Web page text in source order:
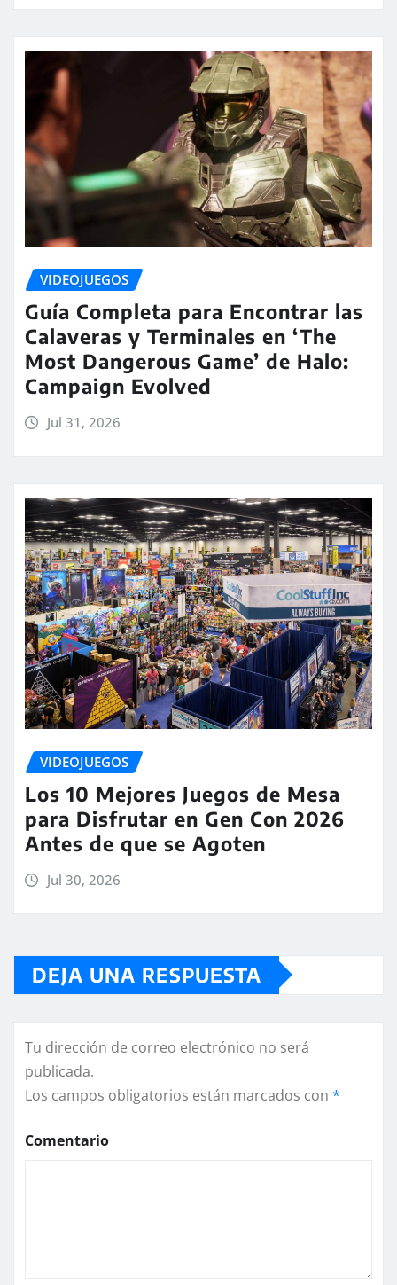
VIDEOJUEGOS
Guía Completa para Encontrar las
Calaveras y Terminales en ‘The
Most Dangerous Game’ de Halo:
Campaign Evolved
Jul 31, 2026
VIDEOJUEGOS
Los 10 Mejores Juegos de Mesa
para Disfrutar en Gen Con 2026
Antes de que se Agoten
Jul 30, 2026
DEJA UNA RESPUESTA
Tu dirección de correo electrónico no será
publicada.
Los campos obligatorios están marcados con *
Comentario